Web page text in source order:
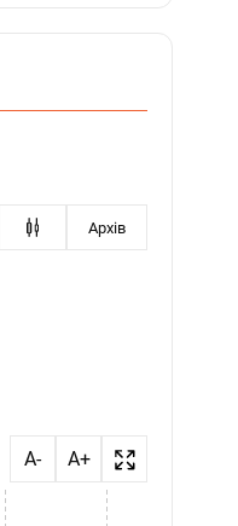
Архів
A- A+